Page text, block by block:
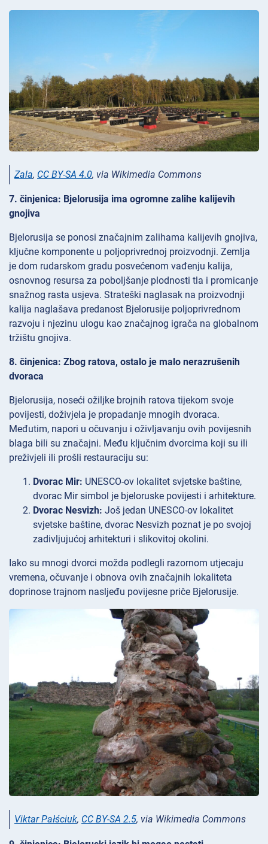
Zala, CC BY-SA 4.0, via Wikimedia Commons
7. činjenica: Bjelorusija ima ogromne zalihe kalijevih
gnojiva
Bjelorusija se ponosi značajnim zalihama kalijevih gnojiva,
ključne komponente u poljoprivrednoj proizvodnji. Zemlja
je dom rudarskom gradu posvećenom vađenju kalija,
osnovnog resursa za poboljšanje plodnosti tla i promicanje
snažnog rasta usjeva. Strateški naglasak na proizvodnji
kalija naglašava predanost Bjelorusije poljoprivrednom
razvoju i njezinu ulogu kao značajnog igrača na globalnom
tržištu gnojiva.
8. činjenica: Zbog ratova, ostalo je malo nerazrušenih
dvoraca
Bjelorusija, noseći ožiljke brojnih ratova tijekom svoje
povijesti, doživjela je propadanje mnogih dvoraca.
Međutim, napori u očuvanju i oživljavanju ovih povijesnih
blaga bili su značajni. Među ključnim dvorcima koji su ili
preživjeli ili prošli restauraciju su:
Dvorac Mir: UNESCO-ov lokalitet svjetske baštine,
dvorac Mir simbol je bjeloruske povijesti i arhitekture.
Dvorac Nesvizh: Još jedan UNESCO-ov lokalitet
svjetske baštine, dvorac Nesvizh poznat je po svojoj
zadivljujućoj arhitekturi i slikovitoj okolini.
Iako su mnogi dvorci možda podlegli razornom utjecaju
vremena, očuvanje i obnova ovih značajnih lokaliteta
doprinose trajnom nasljeđu povijesne priče Bjelorusije.
Viktar Pałściuk, CC BY-SA 2.5, via Wikimedia Commons